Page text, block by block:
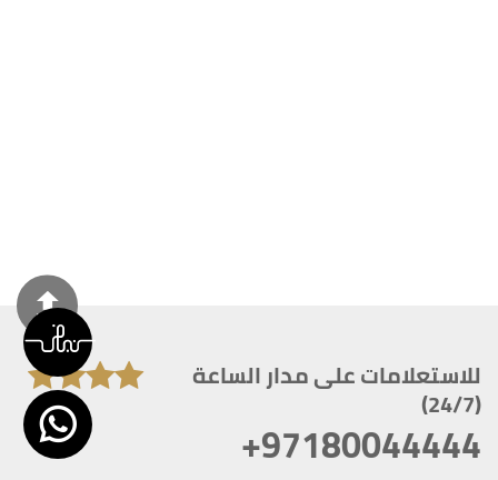
للاستعلامات على مدار الساعة
(24/7)
+97180044444